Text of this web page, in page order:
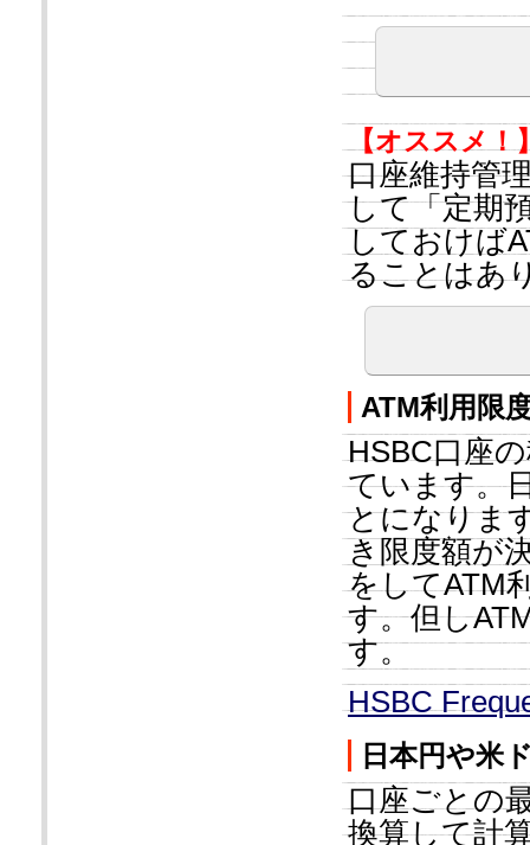
【オススメ！
口座維持管
して「定期
しておけば
ることはあ
ATM利用限
HSBC口座
ています。
とになりま
き限度額が
をしてATM
す。但し
す。
HSBC
日本円や米
口座ごとの
換算して計